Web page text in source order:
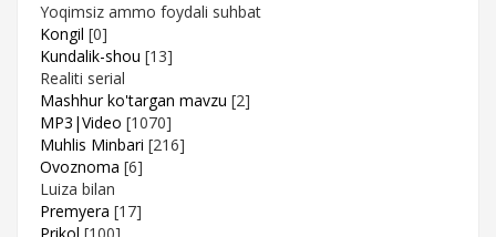
Yoqimsiz ammo foydali suhbat
Kongil [0]
Kundalik-shou [13]
Realiti serial
Mashhur ko'targan mavzu [2]
MP3|Video [1070]
Muhlis Minbari [216]
Ovoznoma [6]
Luiza bilan
Premyera [17]